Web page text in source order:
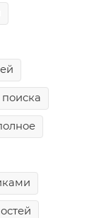
поиска